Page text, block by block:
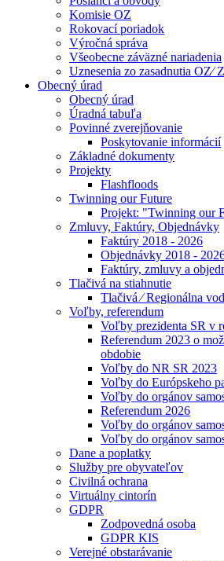
Komisie OZ
Rokovací poriadok
Výročná správa
Všeobecne záväzné nariadenia
Uznesenia zo zasadnutia OZ⁄
Obecný úrad
Obecný úrad
Úradná tabuľa
Povinné zverejňovanie
Poskytovanie informácií
Základné dokumenty
Projekty
Flashfloods
Twinning our Future
Projekt: "Twinning our
Zmluvy, Faktúry, Objednávky
Faktúry 2018 - 2026
Objednávky 2018 -
Faktúry, zmluvy a
Tlačivá na stiahnutie
Tlačivá ⁄ Regionálna
Voľby, referendum
Voľby prezidenta SR v
Referendum 2023 o
obdobie
Voľby do NR SR 2023
Voľby do Európskeho
Voľby do orgánov
Referendum 2026
Voľby do orgánov
Voľby do orgánov
Dane a poplatky
Služby pre obyvateľov
Civilná ochrana
Virtuálny cintorín
GDPR
Zodpovedná osoba
GDPR KIS
Verejné obstarávanie